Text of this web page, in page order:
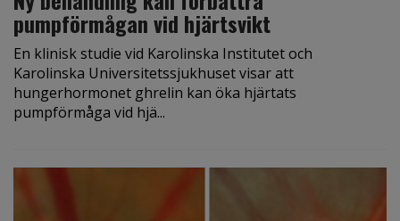
pumpförmågan vid hjärtsvikt
En klinisk studie vid Karolinska Institutet och
Karolinska Universitetssjukhuset visar att
hungerhormonet ghrelin kan öka hjärtats
pumpförmåga vid hjä...